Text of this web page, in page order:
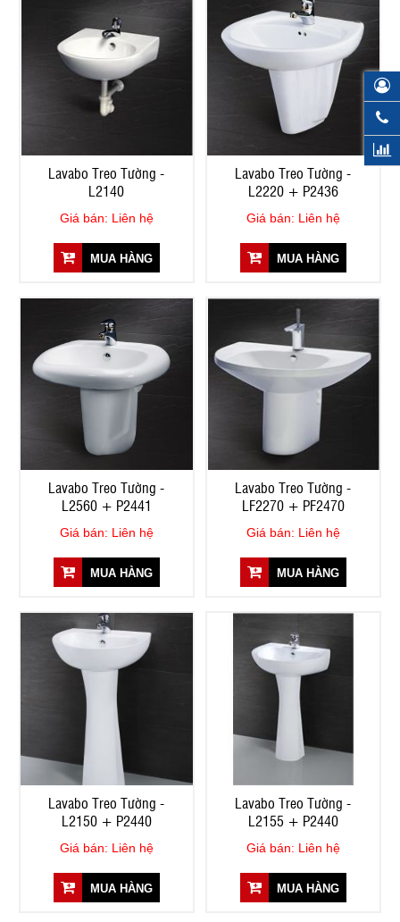
Lavabo Treo Tường -
L2140
Giá bán: Liên hệ
MUA HÀNG
Lavabo Treo Tường -
L2220 + P2436
Giá bán: Liên hệ
MUA HÀNG
Lavabo Treo Tường -
L2560 + P2441
Giá bán: Liên hệ
MUA HÀNG
Lavabo Treo Tường -
LF2270 + PF2470
Giá bán: Liên hệ
MUA HÀNG
Lavabo Treo Tường -
L2150 + P2440
Giá bán: Liên hệ
MUA HÀNG
Lavabo Treo Tường -
L2155 + P2440
Giá bán: Liên hệ
MUA HÀNG